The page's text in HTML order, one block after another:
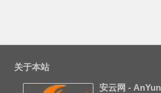
关于本站
安云网 -